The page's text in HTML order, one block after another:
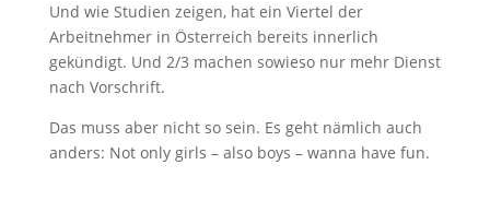
Und wie Studien zeigen, hat ein Viertel der
Arbeitnehmer in Österreich bereits innerlich
gekündigt. Und 2/3 machen sowieso nur mehr Dienst
nach Vorschrift.
Das muss aber nicht so sein. Es geht nämlich auch
anders: Not only girls – also boys – wanna have fun.